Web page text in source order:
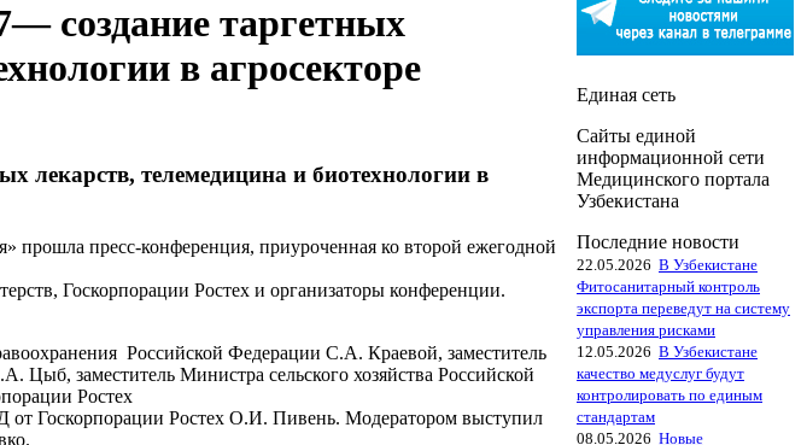
создание таргетных
в агросекторе
телемедицина и биотехнологии в
прошла пресс-конференция, приуроченная ко второй ежегодной
Госкорпорации Ростех и организаторы конференции.
Российской Федерации С.А. Краевой, заместитель
заместитель Министра сельского хозяйства Российской
Ростех
Госкорпорации Ростех О.И. Пивень. Модератором выступил
Единая сеть
Сайты единой
информационной сети
Медицинского портала
Узбекистана
Последние новости
22.05.2026 В Узбекистане
Фитосанитарный контроль
экспорта переведут на систему
управления рисками
12.05.2026 В Узбекистане
качество медуслуг будут
контролировать по единым
стандартам
08.05.2026 Новые